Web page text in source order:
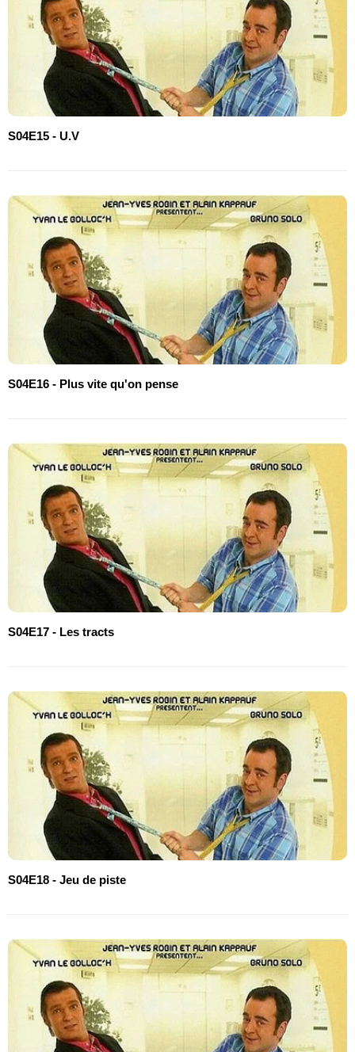
S04E15 - U.V
S04E16 - Plus vite qu'on pense
S04E17 - Les tracts
S04E18 - Jeu de piste